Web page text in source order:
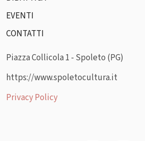
EVENTI
CONTATTI
Piazza Collicola 1 - Spoleto (PG)
https://www.spoletocultura.it
Privacy Policy